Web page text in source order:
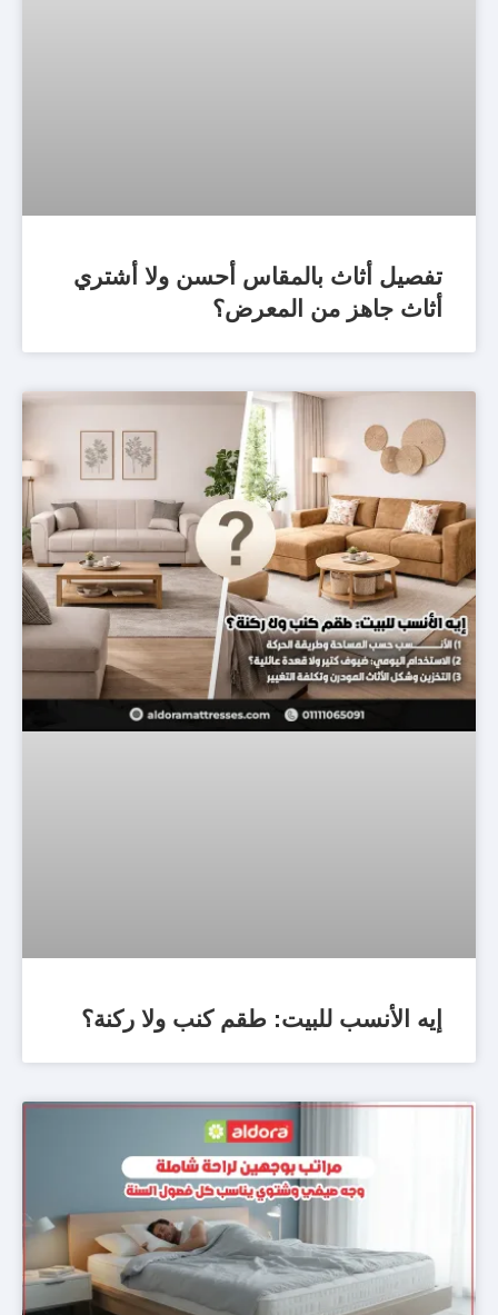
تفصيل أثاث بالمقاس أحسن ولا أشتري
أثاث جاهز من المعرض؟
إيه الأنسب للبيت: طقم كنب ولا ركنة؟